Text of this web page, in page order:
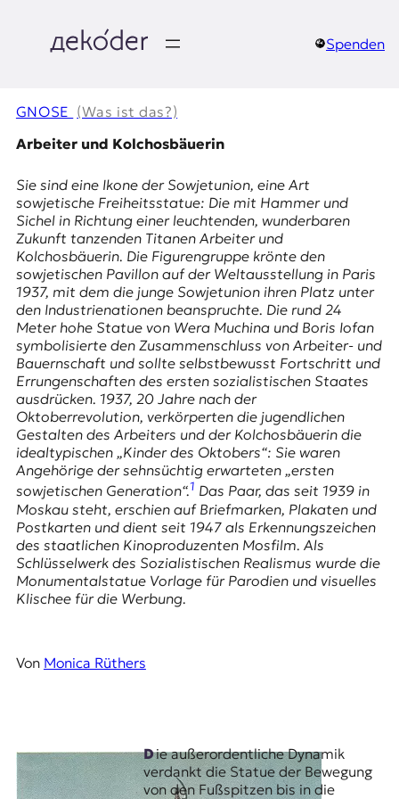
springen
e
k
o
d
e
r
|
D
E
K
O
D
E
R
s
J
o
u
Spenden
GNOSE (Was ist das?)
Arbeiter und Kolchosbäuerin
Sie sind eine Ikone der Sowjetunion, eine Art
sowjetische Freiheitsstatue: Die mit Hammer und
Sichel in Richtung einer leuchtenden, wunderbaren
Zukunft tanzenden Titanen Arbeiter und
Kolchosbäuerin. Die Figurengruppe krönte den
sowjetischen Pavillon auf der Weltausstellung in Paris
1937, mit dem die junge Sowjetunion ihren Platz unter
den Industrienationen beanspruchte. Die rund 24
Meter hohe Statue von Wera Muchina und Boris Iofan
symbolisierte den Zusammenschluss von Arbeiter- und
Bauernschaft und sollte selbstbewusst Fortschritt und
Errungenschaften des ersten sozialistischen Staates
ausdrücken. 1937, 20 Jahre nach der
Oktoberrevolution, verkörperten die jugendlichen
Gestalten des Arbeiters und der Kolchosbäuerin die
idealtypischen „Kinder des Oktobers“: Sie waren
Angehörige der sehnsüchtig erwarteten „ersten
sowjetischen Generation“.1 Das Paar, das seit 1939 in
Moskau steht, erschien auf Briefmarken, Plakaten und
Postkarten und dient seit 1947 als Erkennungszeichen
des staatlichen Kinoproduzenten Mosfilm. Als
Schlüsselwerk des Sozialistischen Realismus wurde die
Monumentalstatue Vorlage für Parodien und visuelles
Klischee für die Werbung.
Von Monica Rüthers
Die außerordentliche Dynamik
verdankt die Statue der Bewegung
von den Fußspitzen bis in die